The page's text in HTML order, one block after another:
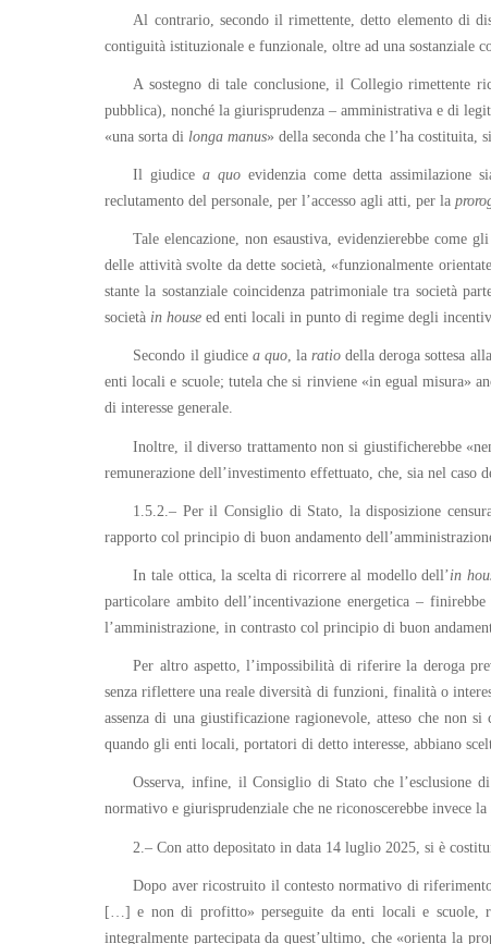
Al contrario, secondo il rimettente, detto elemento di
contiguità istituzionale e funzionale, oltre ad una sostanziale
A sostegno di tale conclusione, il Collegio rimettente
pubblica), nonché la giurisprudenza – amministrativa e di
«una sorta di longa manus» della seconda che l’ha costituita,
Il giudicea quoevidenzia come detta assimilazione
reclutamento del personale, per l’accesso agli atti, per la
Tale elencazione, non esaustiva, evidenzierebbe come
delle attività svolte da dette società, «funzionalmente
stante la sostanziale coincidenza patrimoniale tra società
società in house ed enti locali in punto di regime degli
Secondo il giudice a quo, laratio della deroga sottesa
enti locali e scuole; tutela che si rinviene «in egual misura»
di interesse generale.
Inoltre, il diverso trattamento non si giustificherebbe
remunerazione dell’investimento effettuato, che, sia nel caso
1.5.2.– Per il Consiglio di Stato, la disposizione
rapporto col principio di buon andamento
In tale ottica, la scelta di ricorrere al modello dell’in
particolare ambito dell’incentivazione energetica –
l’amministrazione, in contrasto col principio di buon
Per altro aspetto, l’impossibilità di riferire la deroga
senza riflettere una reale diversità di funzioni, finalità o
assenza di una giustificazione ragionevole, atteso che non
quando gli enti locali, portatori di detto interesse, abbiano
Osserva, infine, il Consiglio di Stato che l’esclusione
normativo e giurisprudenziale che ne riconoscerebbe invece
2.– Con atto depositato in data 14 luglio 2025, si è
Dopo aver ricostruito il contesto normativo di
[…] e non di profitto» perseguite da enti locali e scuole,
integralmente partecipata da quest’ultimo, che «orienta la